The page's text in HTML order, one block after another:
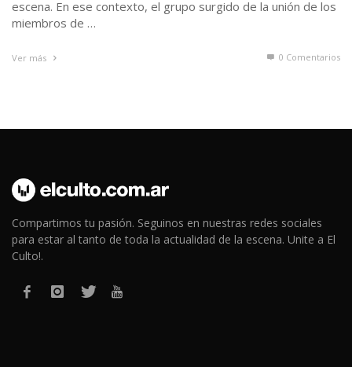
para estar al tanto de toda la actualidad de la escena. Unite a El
Culto!.